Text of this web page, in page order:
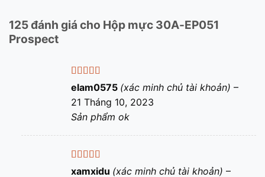
125 đánh giá cho Hộp mực 30A-EP051
Prospect
Được xếp
hạng55 sao
elam0575 (xác minh chủ tài khoản) –
21 Tháng 10, 2023
Sản phẩm ok
Được xếp
xamxidu (xác minh chủ tài khoản) –